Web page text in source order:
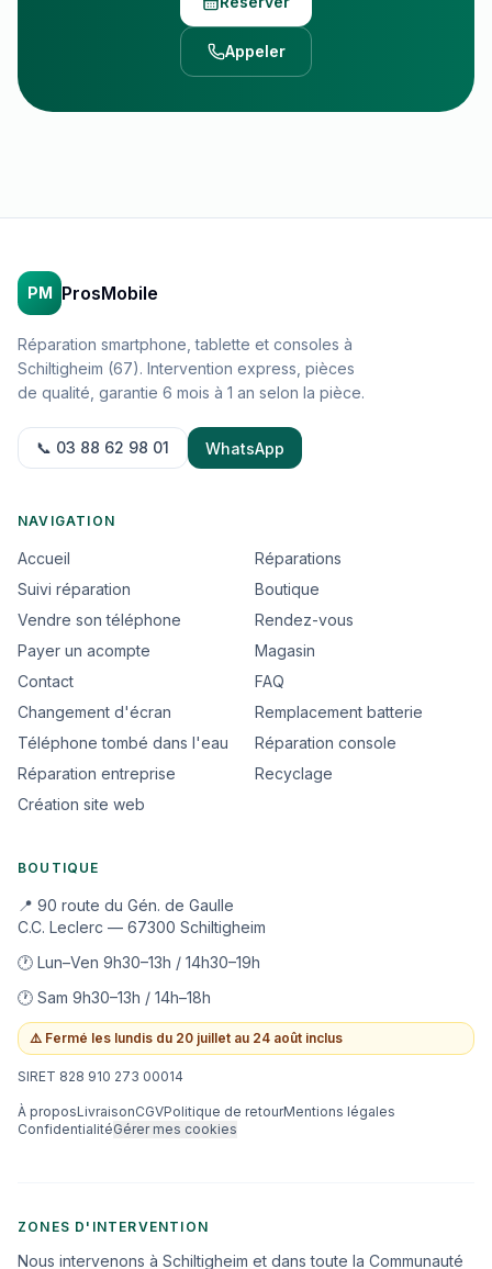
Appeler
PM ProsMobile
Réparation smartphone, tablette et consoles à
Schiltigheim (67). Intervention express, pièces
de qualité, garantie 6 mois à 1 an selon la pièce.
📞 03 88 62 98 01 WhatsApp
NAVIGATION
Accueil
Réparations
Suivi réparation
Boutique
Vendre son téléphone
Rendez-vous
Payer un acompte
Magasin
Contact
FAQ
Changement d'écran
Remplacement batterie
Téléphone tombé dans l'eau
Réparation console
Réparation entreprise
Recyclage
Création site web
BOUTIQUE
📍 90 route du Gén. de Gaulle
C.C. Leclerc — 67300 Schiltigheim
🕐 Lun–Ven 9h30–13h / 14h30–19h
🕐 Sam 9h30–13h / 14h–18h
⚠️ Fermé les lundis du 20 juillet au 24 août inclus
SIRET 828 910 273 00014
À proposLivraisonCGVPolitique de retourMentions légales
ConfidentialitéGérer mes cookies
ZONES D'INTERVENTION
Nous intervenons à Schiltigheim et dans toute la Communauté